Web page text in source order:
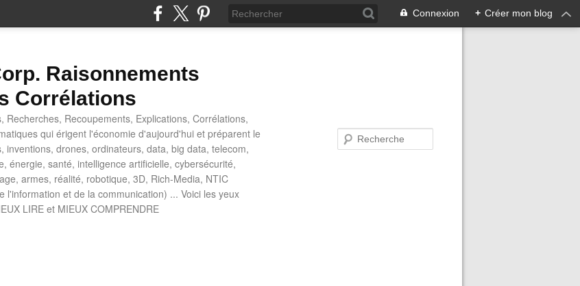
Connexion + Créer mon blog
Raisonnements
Corrélations
Recherches, Recoupements, Explications, Corrélations,
qui érigent l'économie d'aujourd'hui et préparent le
inventions, drones, ordinateurs, data, big data, telecom,
énergie, santé, intelligence artificielle, cybersécurité,
armes, réalité, robotique, 3D, Rich-Media, NTIC
l'information et de la communication) ... Voici les yeux
LIRE et MIEUX COMPRENDRE